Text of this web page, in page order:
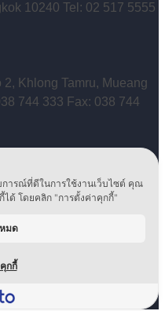
10240 Tel: 02 517 5555
Khlong Tamru, Mueang
744 333 Fax: 038 744
Road, Nong Bon,
5500 / 0 2746 6946-49
PCL. All Rights
การณ์ที่ดีในการใช้งานเว็บไซต์ คุณ
ได้ โดยคลิก "การตั้งค่าคุกกี้"
มด
กกี้